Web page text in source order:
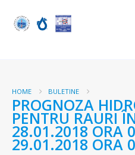
HOME BULETINE
PROGNOZA
PENTRU RAURI
28.01.2018 ORA
29.01.2018 ORA